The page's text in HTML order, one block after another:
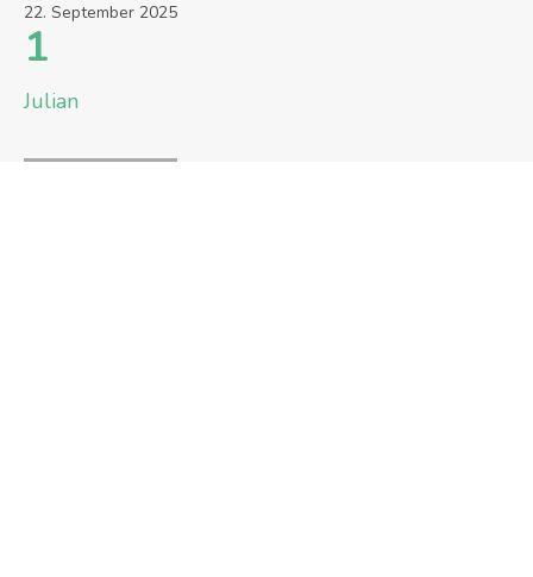
22. September 2025
1
Julian